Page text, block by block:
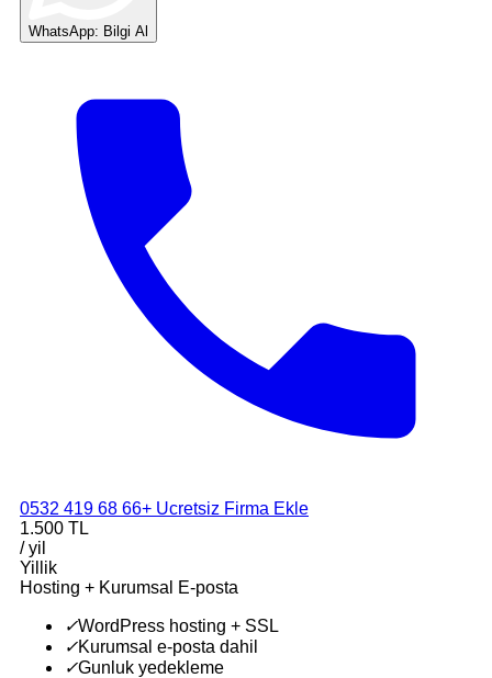
WhatsApp: Bilgi Al
0532 419 68 66+ Ucretsiz Firma Ekle
1.500 TL
/ yil
Yillik
Hosting + Kurumsal E-posta
✓WordPress hosting + SSL
✓Kurumsal e-posta dahil
✓Gunluk yedekleme